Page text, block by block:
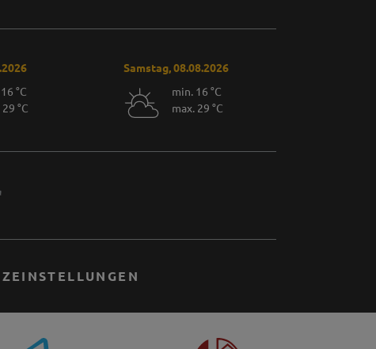
°C
°C
Samstag, 08.08.2026
min. 16 °C
max. 29 °C